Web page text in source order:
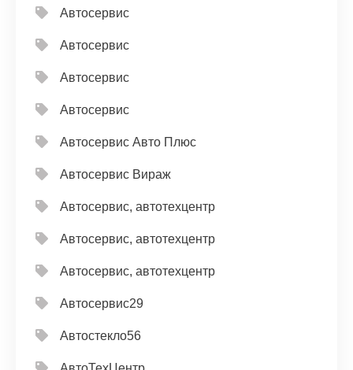
Автосервис
Автосервис
Автосервис
Автосервис
Автосервис Авто Плюс
Автосервис Вираж
Автосервис, автотехцентр
Автосервис, автотехцентр
Автосервис, автотехцентр
Автосервис29
Автостекло56